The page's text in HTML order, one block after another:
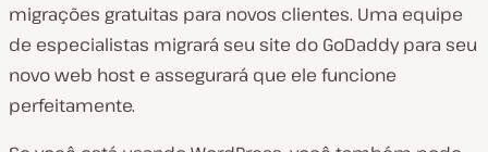
migrações gratuitas para novos clientes. Uma equipe
de especialistas migrará seu site do GoDaddy para seu
novo web host e assegurará que ele funcione
perfeitamente.